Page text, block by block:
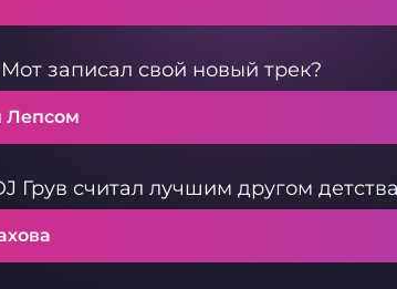
записал свой новый трек?
Лепсом
Грув считал лучшим другом